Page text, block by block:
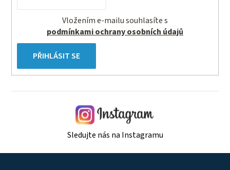
podmínkami ochrany osobních údajů
PŘIHLÁSIT SE
Sledujte nás na Instagramu